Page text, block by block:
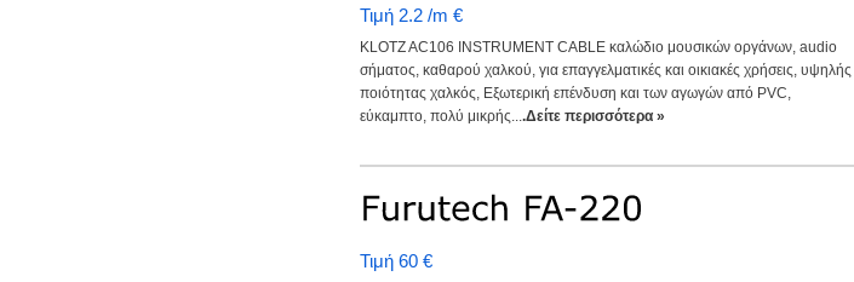
Τιμή 2.2 /m €
KLOTZ AC106 INSTRUMENT CABLE καλώδιο μουσικών οργάνων, audio
σήματος, καθαρού χαλκού, για επαγγελματικές και οικιακές χρήσεις, υψηλής
ποιότητας χαλκός, Εξωτερική επένδυση και των αγωγών από PVC,
εύκαμπτο, πολύ μικρής....Δείτε περισσότερα »
Τιμή 60 €